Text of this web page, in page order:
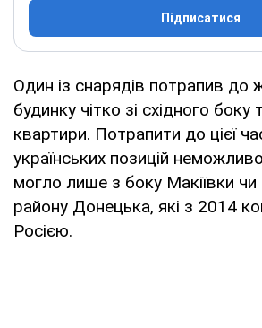
Підписатися
Один із снарядів потрапив до
будинку чітко зі східного боку
квартири. Потрапити до цієї
українських позицій
могло лише з боку Макіївки чи
району Донецька, які з 2014
Росією.